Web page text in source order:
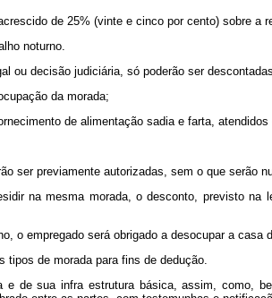
de 25% (vinte e cinco por cento) sobre a
noturno.
ou decisão judiciária, só poderão ser
da morada;
de alimentação sadia e farta,
ser previamente autorizadas, sem o que serão
na mesma morada, o desconto, previsto
o empregado será obrigado a desocupar a casa
tipos de morada para fins de dedução.
e de sua infra estrutura básica, assim, como,